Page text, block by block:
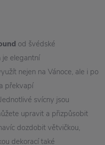
od švédské
je elegantní
nejen na Vánoce, ale i po
překvapí
svícny jsou
upravit a přizpůsobit
dozdobit větvičkou,
dekorací také